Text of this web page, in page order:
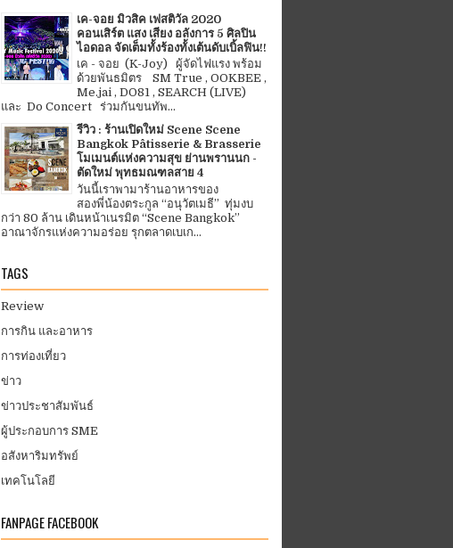
เค-จอย มิวสิค เฟสติวัล 2020
คอนเสิร์ต แสง เสียง อลังการ 5 ศิลปิน
ไอดอล จัดเต็มทั้งร้องทั้งเต้นดับเบิ้ลฟิน!!
เค - จอย (K-Joy) ผู้จัดไฟแรง พร้อม
ด้วยพันธมิตร SM True , OOKBEE ,
Me.jai , DO81 , SEARCH (LIVE)
และ Do Concert ร่วมกันขนทัพ...
รีวิว : ร้านเปิดใหม่ Scene Scene
Bangkok Pâtisserie & Brasserie
โมเมนต์แห่งความสุข ย่านพรานนก -
ตัดใหม่ พุทธมณฑลสาย 4
วันนี้เราพามาร้านอาหารของ
สองพี่น้องตระกูล “อนุวัตเมธี” ทุ่มงบ
กว่า 80 ล้าน เดินหน้าเนรมิต “Scene Bangkok”
อาณาจักรแห่งความอร่อย รุกตลาดเบเก...
TAGS
Review
การกิน และอาหาร
การท่องเที่ยว
ข่าว
ข่าวประชาสัมพันธ์
ผู้ประกอบการ SME
อสังหาริมทรัพย์
เทคโนโลยี
FANPAGE FACEBOOK